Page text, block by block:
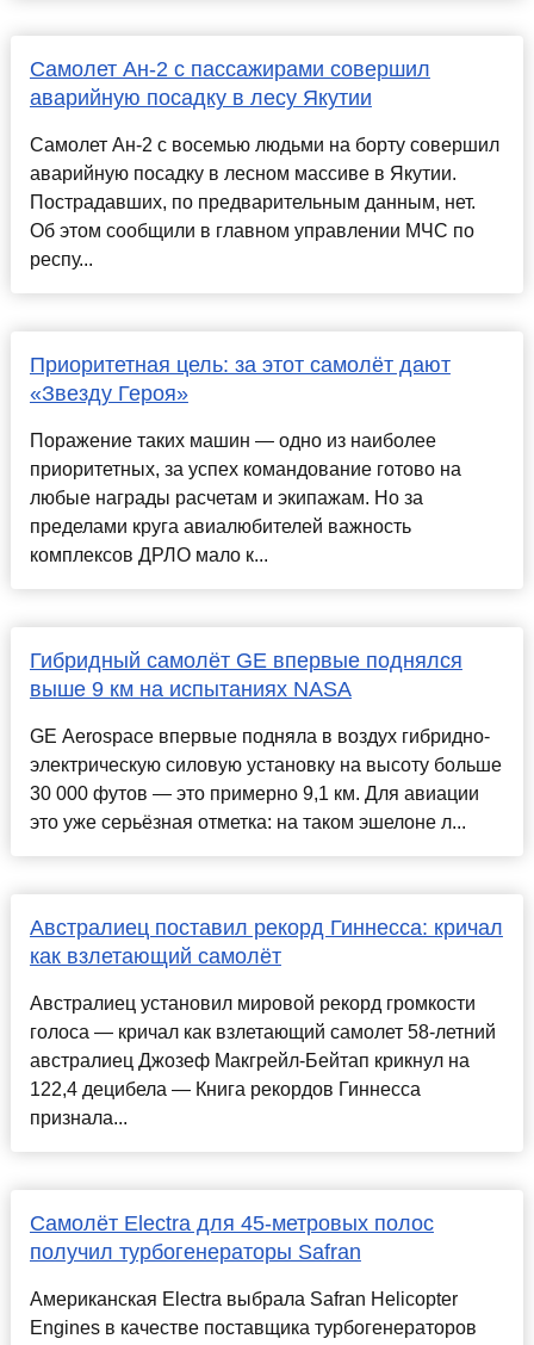
Самолет Ан-2 с пассажирами совершил
аварийную посадку в лесу Якутии
Самолет Ан-2 с восемью людьми на борту совершил
аварийную посадку в лесном массиве в Якутии.
Пострадавших, по предварительным данным, нет.
Об этом сообщили в главном управлении МЧС по
респу...
Приоритетная цель: за этот самолёт дают
«Звезду Героя»
Поражение таких машин — одно из наиболее
приоритетных, за успех командование готово на
любые награды расчетам и экипажам. Но за
пределами круга авиалюбителей важность
комплексов ДРЛО мало к...
Гибридный самолёт GE впервые поднялся
выше 9 км на испытаниях NASA
GE Aerospace впервые подняла в воздух гибридно-
электрическую силовую установку на высоту больше
30 000 футов — это примерно 9,1 км. Для авиации
это уже серьёзная отметка: на таком эшелоне л...
Австралиец поставил рекорд Гиннесса: кричал
как взлетающий самолёт
Австралиец установил мировой рекорд громкости
голоса — кричал как взлетающий самолет 58-летний
австралиец Джозеф Макгрейл-Бейтап крикнул на
122,4 децибела — Книга рекордов Гиннесса
признала...
Самолёт Electra для 45-метровых полос
получил турбогенераторы Safran
Американская Electra выбрала Safran Helicopter
Engines в качестве поставщика турбогенераторов